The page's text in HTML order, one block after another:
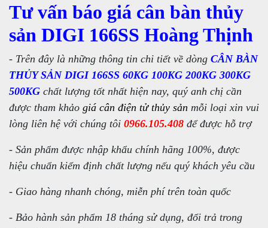
Tư vấn báo giá cân bàn thủy
sản DIGI 166SS Hoàng Thịnh
- Trên đây là những thông tin chi tiết về dòng CÂN BÀN
THỦY SẢN DIGI 166SS 60KG 100KG 200KG 300KG
500KG chất lượng tốt nhất hiện nay, quý anh chị cần
được tham khảo giá cân điện tử thủy sản mỗi loại xin vui
lòng liên hệ với chúng tôi 0966.105.408 để được hỗ trợ
- Sản phẩm được nhập khẩu chính hãng 100%, được
hiệu chuẩn kiểm định chất lượng nếu quý khách yêu cầu
- Giao hàng nhanh chóng, miễn phí trên toàn quốc
- Bảo hành sản phẩm 18 tháng sử dụng, đổi trả trong